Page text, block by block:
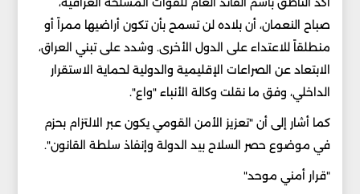
صباح النعمان، أن بلاده لن تسمح بأن تكون أراضيها ممراً أو
منطلقاً للاعتداء على الدول الأخرى. وشدد على تبني العراق،
الابتعاد عن الصراعات الإقليمية والدولية لحماية الاستقرار
الداخلي، وفق ما نقلت وكالة الأنباء "واع".
كما أشار إلى أن "تعزيز الأمن القومي يكون عبر الالتزام بحزم
في موضوع حصر السلاح بيد الدولة وإنفاذ سلطة القانون".
"قرار أمني موحد"